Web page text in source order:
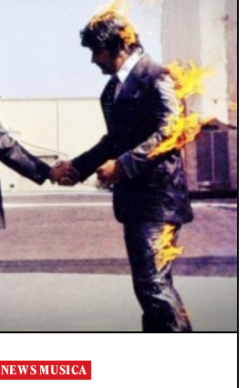
NEWS MUSICA